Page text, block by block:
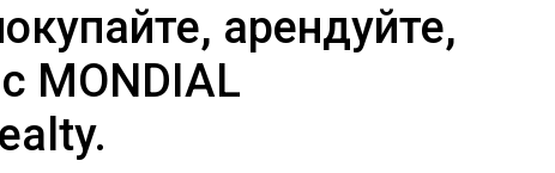
арендуйте,
MONDIAL